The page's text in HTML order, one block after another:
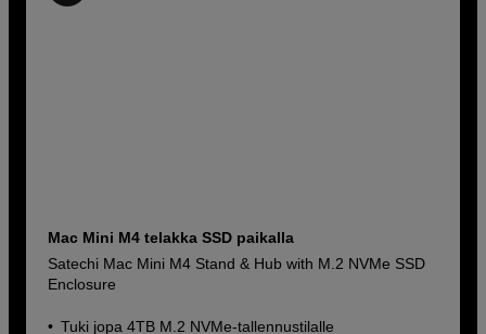
Mac Mini M4 telakka SSD paikalla
Satechi Mac Mini M4 Stand & Hub with M.2 NVMe SSD
Enclosure
Tuki jopa 4TB M.2 NVMe-tallennustilalle